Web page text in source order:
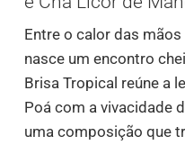
Entre o calor das
nasce um encontro
Brisa Tropical reúne a
Poá com a vivacidade
uma composição que